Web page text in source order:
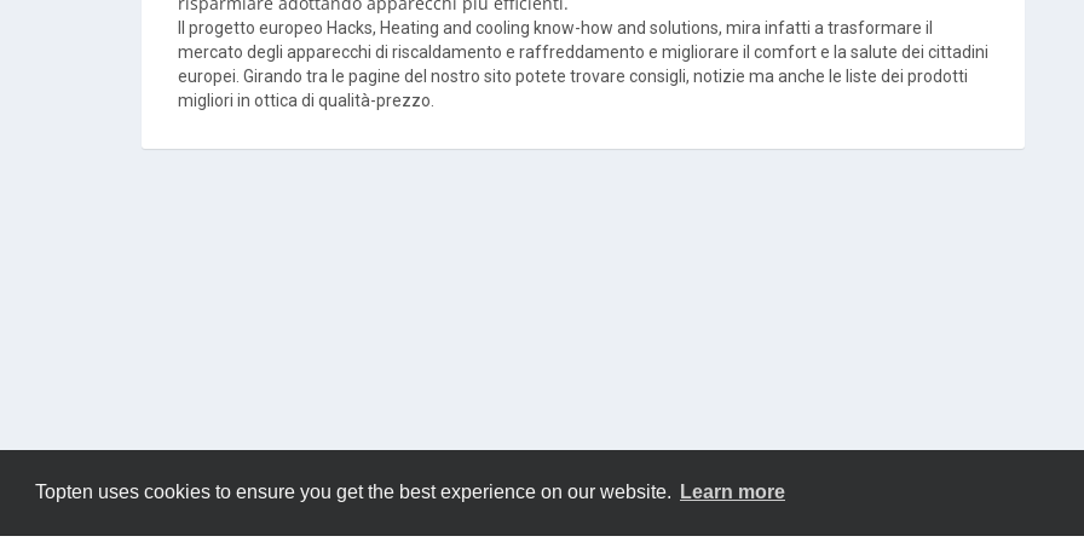
Topten uses cookies to ensure you get the best experience on our website. Learn more
Il progetto europeo Hacks, Heating and cooling know-how and solutions, mira infatti a trasformare il
mercato degli apparecchi di riscaldamento e raffreddamento e migliorare il comfort e la salute dei cittadini
europei. Girando tra le pagine del nostro sito potete trovare consigli, notizie ma anche le liste dei prodotti
migliori in ottica di qualità-prezzo.